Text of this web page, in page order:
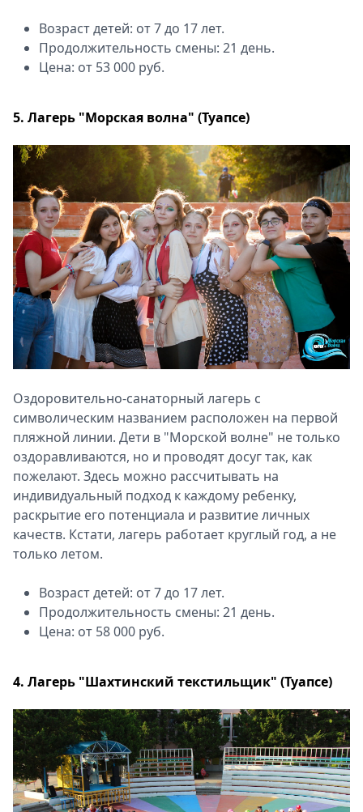
Возраст детей: от 7 до 17 лет.
Продолжительность смены: 21 день.
Цена: от 53 000 руб.
5. Лагерь "Морская волна" (Туапсе)
Оздоровительно-санаторный лагерь с
символическим названием расположен на первой
пляжной линии. Дети в "Морской волне" не только
оздоравливаются, но и проводят досуг так, как
пожелают. Здесь можно рассчитывать на
индивидуальный подход к каждому ребенку,
раскрытие его потенциала и развитие личных
качеств. Кстати, лагерь работает круглый год, а не
только летом.
Возраст детей: от 7 до 17 лет.
Продолжительность смены: 21 день.
Цена: от 58 000 руб.
4. Лагерь "Шахтинский текстильщик" (Туапсе)